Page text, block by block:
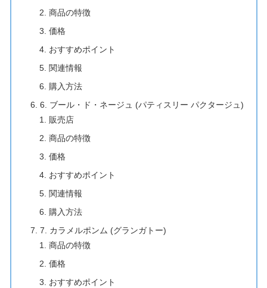
商品の特徴
価格
おすすめポイント
関連情報
購入方法
6. ブール・ド・ネージュ (パティスリー パクタージュ)
販売店
商品の特徴
価格
おすすめポイント
関連情報
購入方法
7. カラメルポンム (グランガトー)
商品の特徴
価格
おすすめポイント